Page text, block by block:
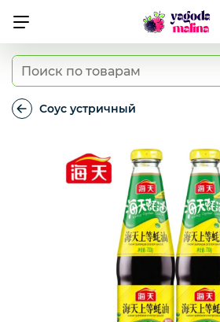
Ягода свежая
Овощи свежие
Авокадо, батат, спаржа
Грибы
Соус устричный
устричный